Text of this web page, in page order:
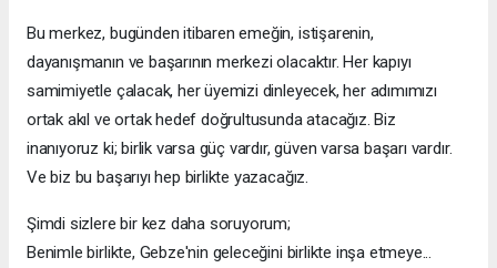
Bu merkez, bugünden itibaren emeğin, istişarenin,
dayanışmanın ve başarının merkezi olacaktır. Her kapıyı
samimiyetle çalacak, her üyemizi dinleyecek, her adımımızı
ortak akıl ve ortak hedef doğrultusunda atacağız. Biz
inanıyoruz ki; birlik varsa güç vardır, güven varsa başarı vardır.
Ve biz bu başarıyı hep birlikte yazacağız.
Şimdi sizlere bir kez daha soruyorum;
Benimle birlikte, Gebze'nin geleceğini birlikte inşa etmeye...